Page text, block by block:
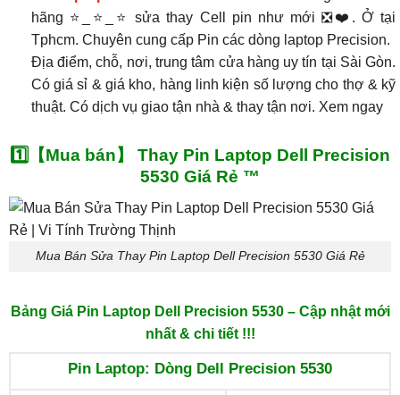
hãng ⭐_⭐_⭐ sửa thay Cell pin như mới ❎❤️. Ở tại
Tphcm. Chuyên cung cấp Pin các dòng laptop Precision.
Địa điểm, chỗ, nơi, trung tâm cửa hàng uy tín tại Sài Gòn.
Có giá sỉ & giá kho, hàng linh kiện số lượng cho thợ & kỹ
thuật. Có dịch vụ giao tận nhà & thay tận nơi. Xem ngay
1️⃣【Mua bán】 Thay Pin Laptop Dell Precision
5530 Giá Rẻ ™
Mua Bán Sửa Thay Pin Laptop Dell Precision 5530 Giá Rẻ
Bảng Giá Pin Laptop Dell Precision 5530 – Cập nhật mới
nhất & chi tiết !!!
Pin Laptop: Dòng Dell Precision 5530